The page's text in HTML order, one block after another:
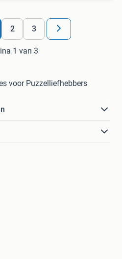
2 3
1 van 3
voor Puzzelliefhebbers